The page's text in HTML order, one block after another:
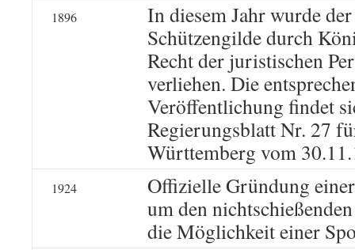
1896
In diesem Jahr wurde
Schützengilde durch
Recht der juristischen
verliehen. Die
Veröffentlichung findet
Regierungsblatt Nr. 27
Württemberg vom
1924
Offizielle Gründung
um den
die Möglichkeit einer